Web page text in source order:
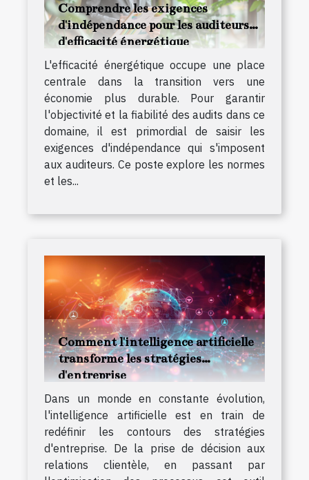
Comprendre les exigences
d'indépendance pour les auditeurs
d'efficacité énergétique
L'efficacité énergétique occupe une place
centrale dans la transition vers une
économie plus durable. Pour garantir
l'objectivité et la fiabilité des audits dans ce
domaine, il est primordial de saisir les
exigences d'indépendance qui s'imposent
aux auditeurs. Ce poste explore les normes
et les...
Comment l'intelligence artificielle
transforme les stratégies
d'entreprise
Dans un monde en constante évolution,
l'intelligence artificielle est en train de
redéfinir les contours des stratégies
d'entreprise. De la prise de décision aux
relations clientèle, en passant par